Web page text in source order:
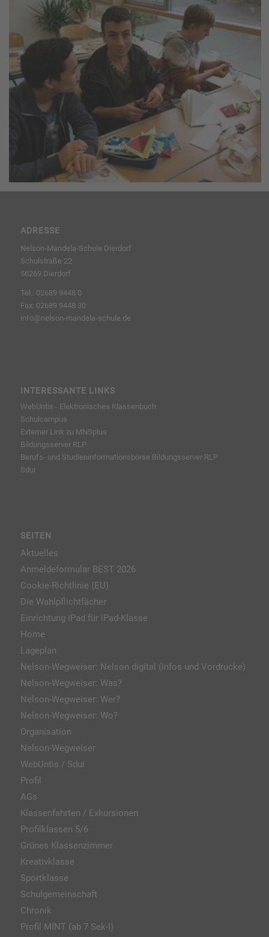
ADRESSE
Nelson-Mandela-Schule Dierdorf
Schulstraße 22
56269 Dierdorf
Tel.: 02689 9448 0
Fax: 02689 9448 30
info@nelson-mandela-schule.de
INTERESSANTE LINKS
WebUntis - Elektronisches Klassenbuch
Schulcampus
Externer Link zu MNSplus
Bildungsserver RLP
Berufs- und Studieninformationsbörse Bildungsserver RLP
Sdui
SEITEN
Aktuelles
Anmeldeformular BEST 2026
Cookie-Richtlinie (EU)
Die Wahlpflichtfächer
Einrichtung iPad für iPad-Klasse
Home
Lageplan
Nelson-Wegweiser: Nelson digital (Infos und Vordrucke)
Nelson-Wegweiser: Was?
Nelson-Wegweiser: Wer?
Nelson-Wegweiser: Wo?
Organisation
Nelson-Wegweiser
WebUntis / Sdui
Profil
AGs
Klassenfahrten / Exkursionen
Profilklassen 5/6
Grünes Klassenzimmer
Kreativklasse
Sportklasse
Schulgemeinschaft
Chronik
Profil MINT (ab 7 Sek-I)